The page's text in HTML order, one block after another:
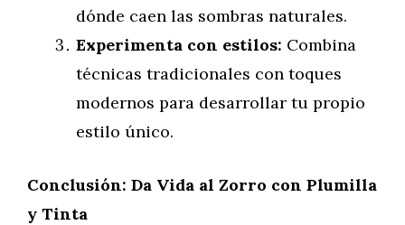
dónde caen las sombras naturales.
Experimenta con estilos: Combina
técnicas tradicionales con toques
modernos para desarrollar tu propio
estilo único.
Conclusión: Da Vida al Zorro con Plumilla
y Tinta